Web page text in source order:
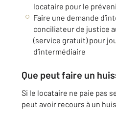
locataire pour le
Faire une demande
conciliateur de justice
(service gratuit) pour
d’intermédiaire
Que peut faire un
Si le locataire ne paie pas
peut avoir recours à un